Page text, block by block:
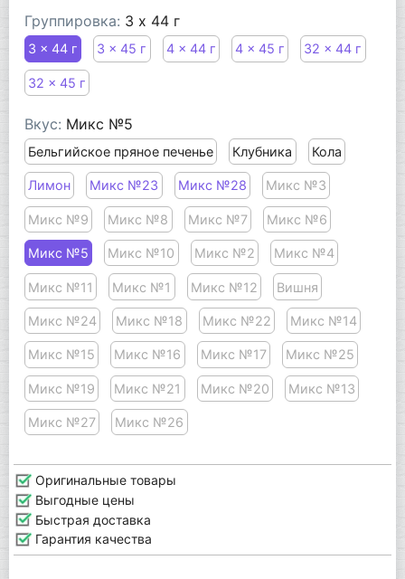
Группировка: 3 x 44 г
3 x 44 г 3 x 45 г 4 x 44 г 4 x 45 г 32 x 44 г
32 x 45 г
Вкус: Микс №5
Бельгийское пряное печенье Клубника Кола
Лимон Микс №23 Микс №28 Микс №3
Микс №9 Микс №8 Микс №7 Микс №6
Микс №5 Микс №10 Микс №2 Микс №4
Микс №11 Микс №1 Микс №12 Вишня
Микс №24 Микс №18 Микс №22 Микс №14
Микс №15 Микс №16 Микс №17 Микс №25
Микс №19 Микс №21 Микс №20 Микс №13
Микс №27 Микс №26
Оригинальные товары
Выгодные цены
Быстрая доставка
Гарантия качества